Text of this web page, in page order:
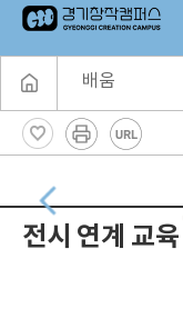
배움
전시 연계 교